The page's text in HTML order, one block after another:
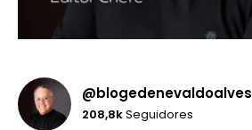
@blogedenevaldoalves
208,8kSeguidores